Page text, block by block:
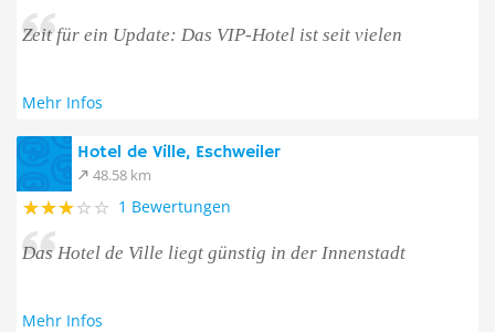
Zeit für ein Update: Das VIP-Hotel ist seit vielen
Mehr Infos
Hotel de Ville, Eschweiler
48.58 km
1 Bewertungen
Das Hotel de Ville liegt günstig in der Innenstadt
Mehr Infos